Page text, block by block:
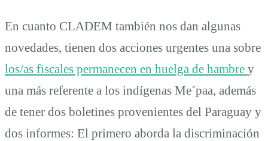
En cuanto CLADEM también nos dan algunas
novedades, tienen dos acciones urgentes una sobre
los/as fiscales permanecen en huelga de hambre y
una más referente a los indígenas Me´paa, además
de tener dos boletines provenientes del Paraguay y
dos informes: El primero aborda la discriminación